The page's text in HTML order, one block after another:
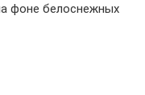
фоне белоснежных